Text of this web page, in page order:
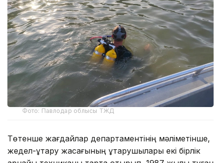
Фото: Павлодар облысы ТЖД
Төтенше жағдайлар департаментінің мәліметінше,
жедел-құтқару жасағының құтқарушылары екі бірлік